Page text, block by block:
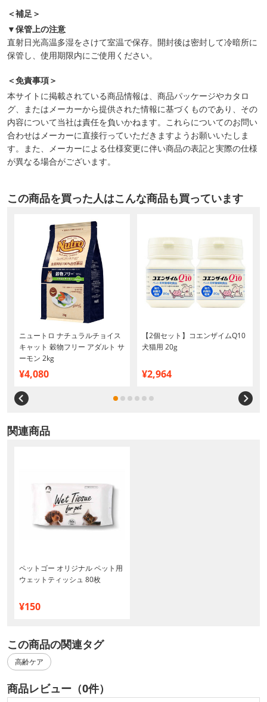
＜補足＞
▼保管上の注意
直射日光高温多湿をさけて室温で保存。開封後は密封して冷暗所に
保管し、使用期限内にご使用ください。
＜免責事項＞
本サイトに掲載されている商品情報は、商品パッケージやカタロ
グ、またはメーカーから提供された情報に基づくものであり、その
内容について当社は責任を負いかねます。これらについてのお問い
合わせはメーカーに直接行っていただきますようお願いいたしま
す。また、メーカーによる仕様変更に伴い商品の表記と実際の仕様
が異なる場合がございます。
この商品を買った人はこんな商品も買っています
ニュートロ ナチュラルチョイス
キャット 穀物フリー アダルト サ
ーモン 2kg
¥4,080
【2個セット】コエンザイムQ10
犬猫用 20g
¥2,964
関連商品
ペットゴー オリジナル ペット用
ウェットティッシュ 80枚
¥150
この商品の関連タグ
高齢ケア
商品レビュー（0件）